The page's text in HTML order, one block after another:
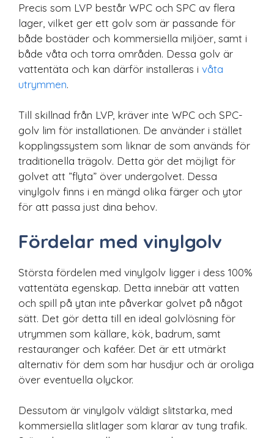
Precis som LVP består WPC och SPC av flera
lager, vilket ger ett golv som är passande för
både bostäder och kommersiella miljöer, samt i
både våta och torra områden. Dessa golv är
vattentäta och kan därför installeras i våta
utrymmen.
Till skillnad från LVP, kräver inte WPC och SPC-
golv lim för installationen. De använder i stället
kopplingssystem som liknar de som används för
traditionella trägolv. Detta gör det möjligt för
golvet att ”flyta” över undergolvet. Dessa
vinylgolv finns i en mängd olika färger och ytor
för att passa just dina behov.
Fördelar med vinylgolv
Största fördelen med vinylgolv ligger i dess 100%
vattentäta egenskap. Detta innebär att vatten
och spill på ytan inte påverkar golvet på något
sätt. Det gör detta till en ideal golvlösning för
utrymmen som källare, kök, badrum, samt
restauranger och kaféer. Det är ett utmärkt
alternativ för dem som har husdjur och är oroliga
över eventuella olyckor.
Dessutom är vinylgolv väldigt slitstarka, med
kommersiella slitlager som klarar av tung trafik.